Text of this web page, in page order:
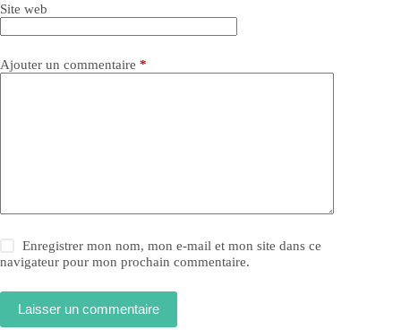
Site web
Ajouter un commentaire *
Enregistrer mon nom, mon e-mail et mon site dans ce
navigateur pour mon prochain commentaire.
Laisser un commentaire